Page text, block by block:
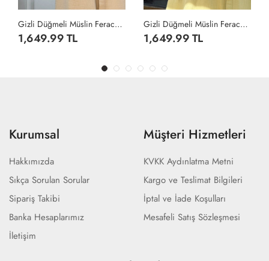
1,649.99 TL
Cepli Krep Ferace - Lacivert
1,499.99 TL
Kurumsal
Hakkımızda
Sıkça Sorulan Sorular
Sipariş Takibi
Banka Hesaplarımız
İletişim
Müşteri Hizmetleri
KVKK Aydınlatma Metni
Kargo ve Teslimat Bilgileri
İptal ve İade Koşulları
Mesafeli Satış Sözleşmesi